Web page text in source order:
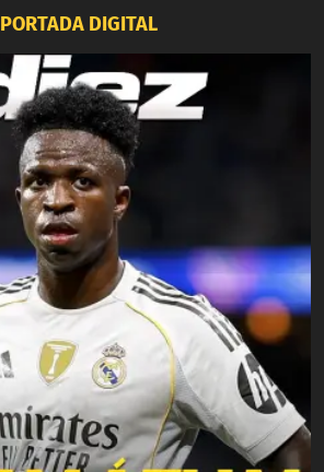
PORTADA DIGITAL